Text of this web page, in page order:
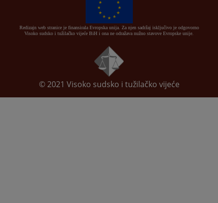
Redizajn web stranice je finansirala Evropska unija. Za njen sadržaj isključivo je odgovorno
Visoko sudsko i tužilačko vijeće BiH i ona ne odražava nužno stavove Evropske unije.
© 2021 Visoko sudsko i tužilačko vijeće